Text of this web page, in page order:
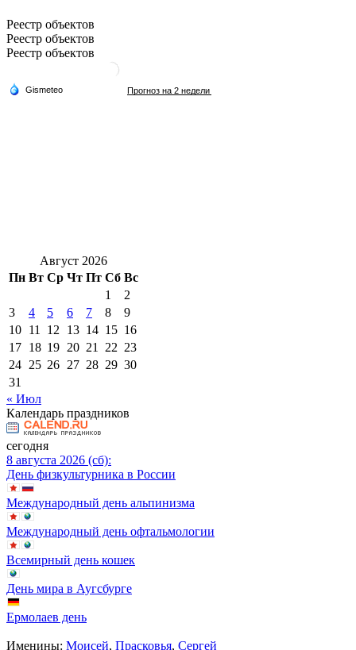
Реестр объектов
Реестр объектов
Реестр объектов
Август 2026
Пн Вт Ср Чт Пт Сб Вс
1
2
3
4 5 6 7 8
9
10 11 12 13 14 15 16
17 18 19 20 21 22 23
24 25 26 27 28 29 30
31
« Июл
Календарь праздников
сегодня
8 августа 2026 (сб):
День физкультурника в России
Международный день альпинизма
Международный день офтальмологии
Всемирный день кошек
День мира в Аугсбурге
Ермолаев день
Именины: Моисей, Прасковья, Сергей